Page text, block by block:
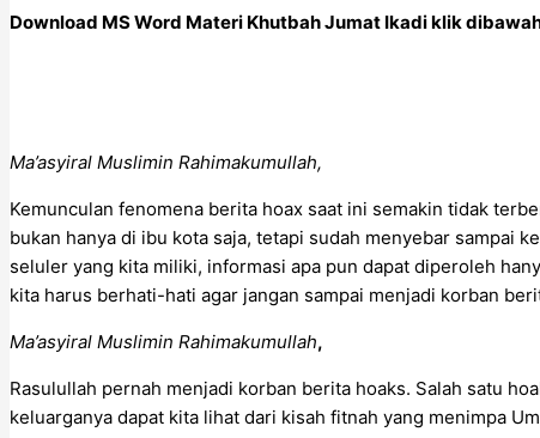
Download MS Word Materi Khutbah Jumat Ikadi klik
Ma’asyiral Muslimin Rahimakumullah,
Kemunculan fenomena berita hoax saat ini semakin tidak
bukan hanya di ibu kota saja, tetapi sudah menyebar sampai
seluler yang kita miliki, informasi apa pun dapat diperoleh
kita harus berhati-hati agar jangan sampai menjadi korban
Ma’asyiral Muslimin Rahimakumullah,
Rasulullah pernah menjadi korban berita hoaks. Salah satu
keluarganya dapat kita lihat dari kisah fitnah yang menimpa